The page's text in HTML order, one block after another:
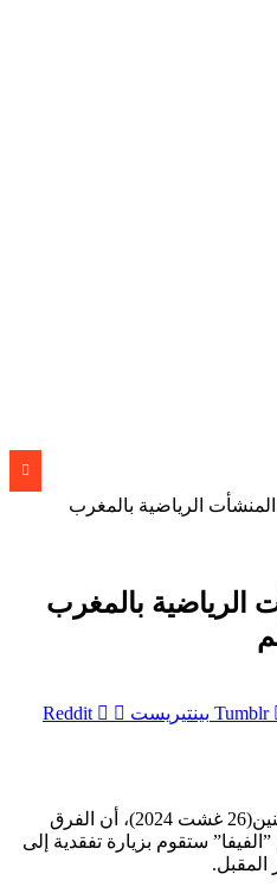
المنشأت الرياضية بالمغرب
الرياضية بالمغرب
بينتيريست
افادت مصادر متطابقة، اليوم الإثنين(26 غشت 2024)، أن الفرق
”الفيفا” ستقوم بزيارة تفقدية إلى
المقبل.